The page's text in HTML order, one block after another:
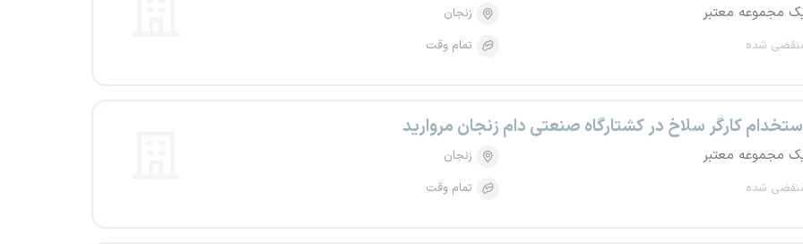
مجموعه معتبر
شده
زنجان
تمام وقت
کارگر سلاخ در کشتارگاه صنعتی دام زنجان مروارید
مجموعه معتبر
شده
زنجان
تمام وقت